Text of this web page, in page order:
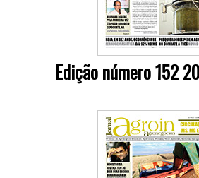
Edição número 152